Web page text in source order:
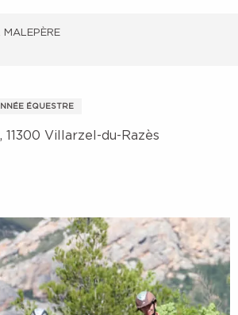
MALEPÈRE
ÉQUESTRE
11300 Villarzel-du-Razès
aux favoris